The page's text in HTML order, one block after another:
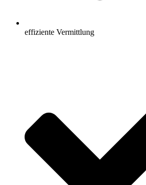
effiziente Vermittlung